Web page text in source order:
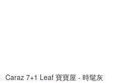
Caraz 7+1 Leaf 寶寶屋 - 時髦灰